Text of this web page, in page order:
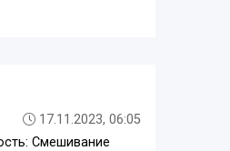
17.11.2023, 06:05
Смешивание